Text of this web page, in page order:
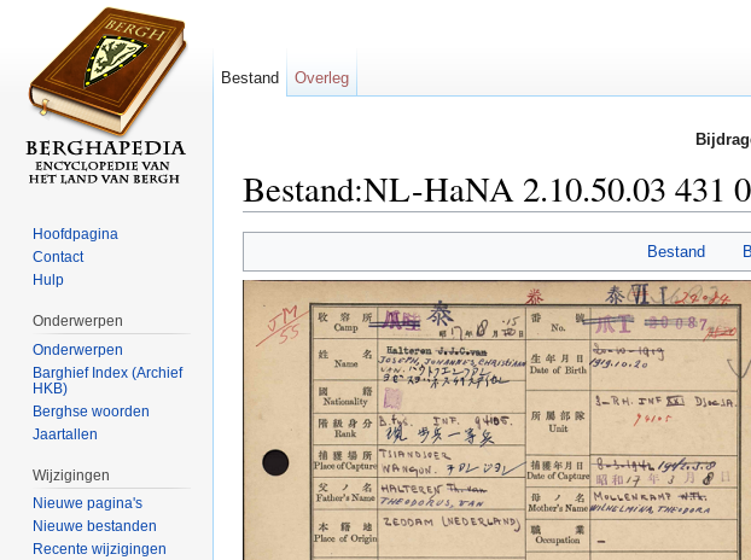
Bestand:NL-HaNA 2.10.50.03 431
Bestand
Bestand Overleg
Hoofdpagina
Contact
Hulp
Onderwerpen
Onderwerpen
Barghief Index (Archief
HKB)
Berghse woorden
Jaartallen
Wijzigingen
Nieuwe pagina's
Nieuwe bestanden
Recente wijzigingen